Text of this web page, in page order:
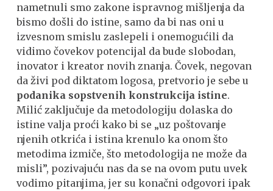
nametnuli smo zakone ispravnog mišljenja da
bismo došli do istine, samo da bi nas oni u
izvesnom smislu zaslepeli i onemogućili da
vidimo čovekov potencijal da bude slobodan,
inovator i kreator novih znanja. Čovek, negovan
da živi pod diktatom logosa, pretvorio je sebe u
podanika sopstvenih konstrukcija istine.
Milić zaključuje da metodologiju dolaska do
istine valja proći kako bi se „uz poštovanje
njenih otkrića i istina krenulo ka onom što
metodima izmiče, što metodologija ne može da
misli”, pozivajuću nas da se na ovom putu uvek
vodimo pitanjima, jer su konačni odgovori ipak